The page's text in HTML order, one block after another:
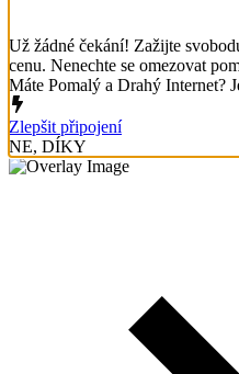
Už žádné čekání! Zažijte
cenu. Nenechte se omezovat
Máte Pomalý a Drahý Internet?
Zlepšit připojení
NE, DÍKY